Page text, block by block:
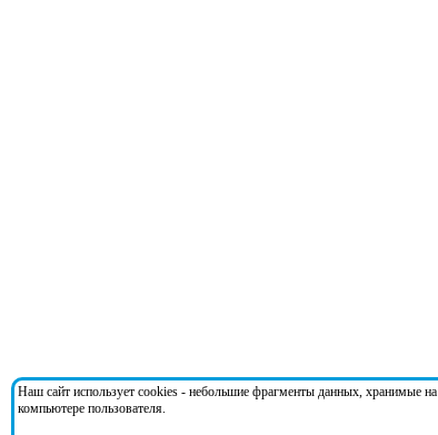
Наш сайт использует cookies - небольшие фрагменты данных, хранимые на
компьютере пользователя.